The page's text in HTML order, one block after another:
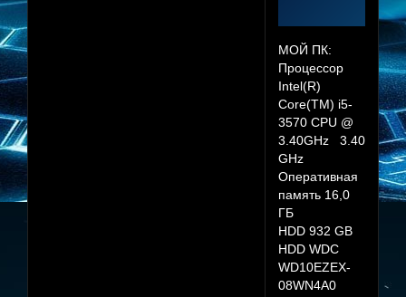
МОЙ ПК:
Процессор
Intel(R)
Core(TM) i5-
3570 CPU @
3.40GHz 3.40
GHz
Оперативная
память 16,0
ГБ
HDD 932 GB
HDD WDC
WD10EZEX-
08WN4A0